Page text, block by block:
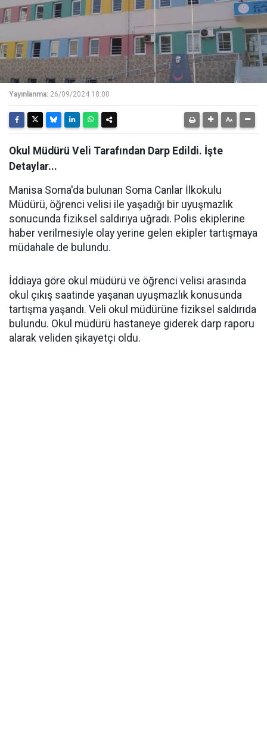
Yayınlanma: 26/09/2024 18:00
Okul Müdürü Veli Tarafından Darp Edildi. İşte
Detaylar...
Manisa Soma'da bulunan Soma Canlar İlkokulu
Müdürü, öğrenci velisi ile yaşadığı bir uyuşmazlık
sonucunda fiziksel saldırıya uğradı. Polis ekiplerine
haber verilmesiyle olay yerine gelen ekipler tartışmaya
müdahale de bulundu.
İddiaya göre okul müdürü ve öğrenci velisi arasında
okul çıkış saatinde yaşanan uyuşmazlık konusunda
tartışma yaşandı. Veli okul müdürüne fiziksel saldırıda
bulundu. Okul müdürü hastaneye giderek darp raporu
alarak veliden şikayetçi oldu.